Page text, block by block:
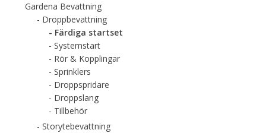
Gardena Bevattning
Droppbevattning
Färdiga startset
Systemstart
Rör & Kopplingar
Sprinklers
Droppspridare
Droppslang
Tillbehör
Storytebevattning